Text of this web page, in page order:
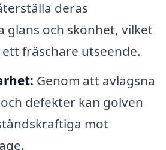
deras
glans och skönhet, vilket
fräschare utseende.
Genom att avlägsna
defekter kan golven
mot